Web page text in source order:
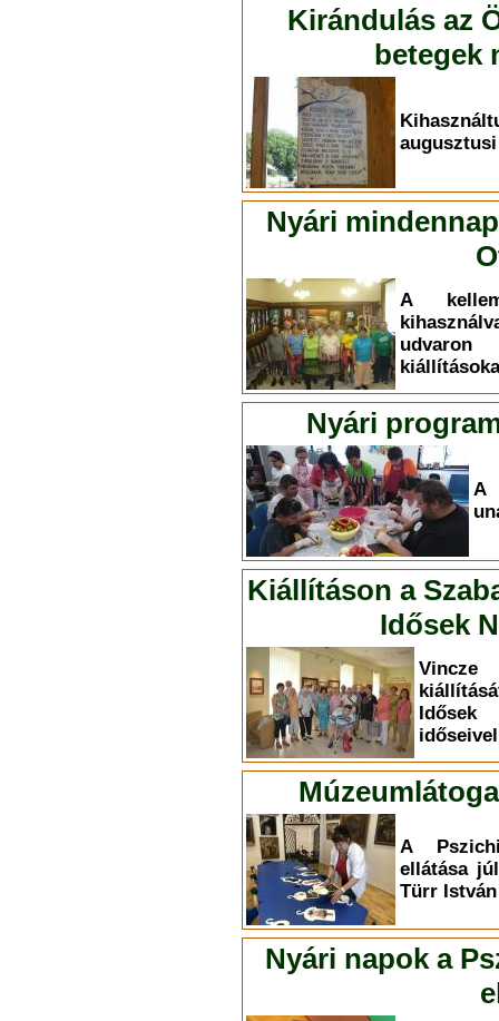
Kirándulás az
betegek
Nyári
A
Nyári
A
Kiállításon a
Idősek
Vincze
A
ellátása
Türr
Nyári napok a